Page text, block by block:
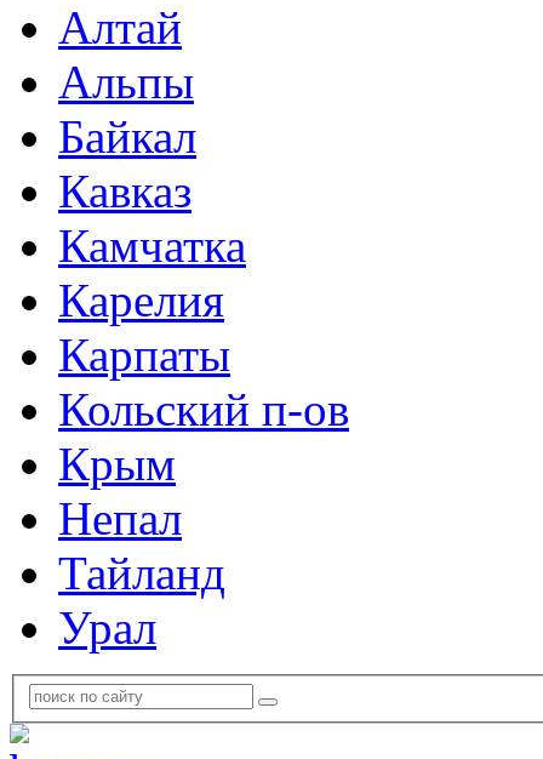
Алтай
Альпы
Байкал
Кавказ
Камчатка
Карелия
Карпаты
Кольский п-ов
Крым
Непал
Тайланд
Урал